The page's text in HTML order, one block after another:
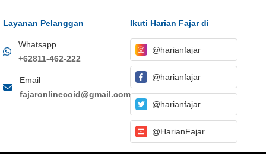
Layanan Pelanggan
Whatsapp
+62811-462-222
Email
fajaronlinecoid@gmail.com
Ikuti Harian Fajar di
@harianfajar
@harianfajar
@harianfajar
@HarianFajar